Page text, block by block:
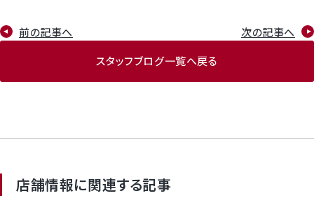
前の記事へ
スタッフブログ一覧へ戻る
次の記事へ
店舗情報に関連する記事